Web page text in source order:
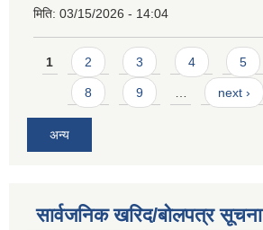
मिति: 03/15/2026 - 14:04
Pages
1 2 3 4 5
8 9 … next ›
अन्य
सार्वजनिक खरिद/बोलपत्र सूचना